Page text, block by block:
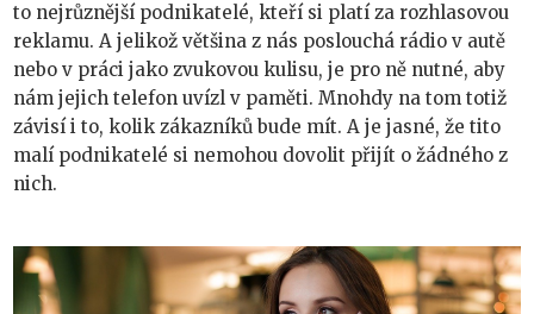
to nejrůznější podnikatelé, kteří si platí za rozhlasovou
reklamu. A jelikož většina z nás poslouchá rádio v autě
nebo v práci jako zvukovou kulisu, je pro ně nutné, aby
nám jejich telefon uvízl v paměti. Mnohdy na tom totiž
závisí i to, kolik zákazníků bude mít. A je jasné, že tito
malí podnikatelé si nemohou dovolit přijít o žádného z
nich.